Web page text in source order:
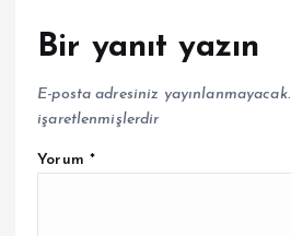
Bir yanıt yazın
E-posta adresiniz yayınlanmayacak.
işaretlenmişlerdir
Yorum *